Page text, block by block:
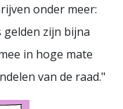
onder meer:
zijn bijna
in hoge mate
van de raad."